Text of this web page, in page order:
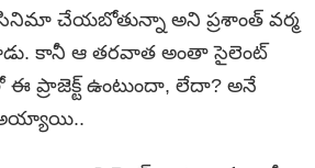
చేయ‌బోతున్నా అని ప్ర‌శాంత్ వ‌ర్మ
కానీ ఆ త‌ర‌వాత అంతా సైలెంట్
ఉంటుందా, లేదా? అనే
అయ్యాయి..